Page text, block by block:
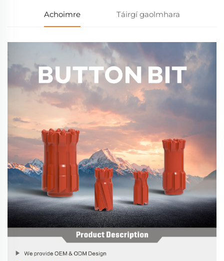
Achoimre Táirgí gaolmhara